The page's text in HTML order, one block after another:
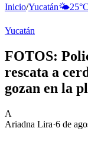
Inicio/Yucatán🌤️25°C
Yucatán
FOTOS:
rescata a
gozan en la
A
Ariadna Lira·6 de